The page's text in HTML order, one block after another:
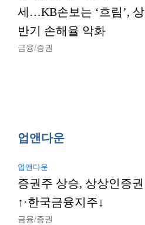
세…KB손보는 ‘흐림’, 상
반기 손해율 악화
금융/증권
업앤다운
업앤다운
증권주 상승, 상상인증권
↑·한국금융지주↓
금융/증권